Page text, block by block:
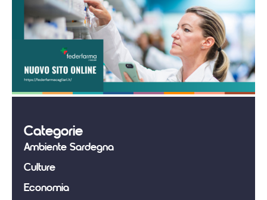
Categorie
Ambiente Sardegna
Culture
Economia